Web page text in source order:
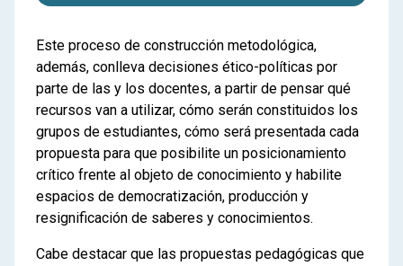
Este proceso de construcción metodológica,
además, conlleva decisiones ético-políticas por
parte de las y los docentes, a partir de pensar qué
recursos van a utilizar, cómo serán constituidos los
grupos de estudiantes, cómo será presentada cada
propuesta para que posibilite un posicionamiento
crítico frente al objeto de conocimiento y habilite
espacios de democratización, producción y
resignificación de saberes y conocimientos.
Cabe destacar que las propuestas pedagógicas que